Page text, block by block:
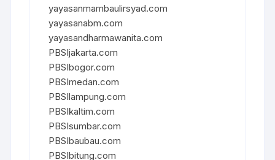
yayasanmambaulirsyad.com
yayasanabm.com
yayasandharmawanita.com
PBSIjakarta.com
PBSIbogor.com
PBSImedan.com
PBSIlampung.com
PBSIkaltim.com
PBSIsumbar.com
PBSIbaubau.com
PBSIbitung.com